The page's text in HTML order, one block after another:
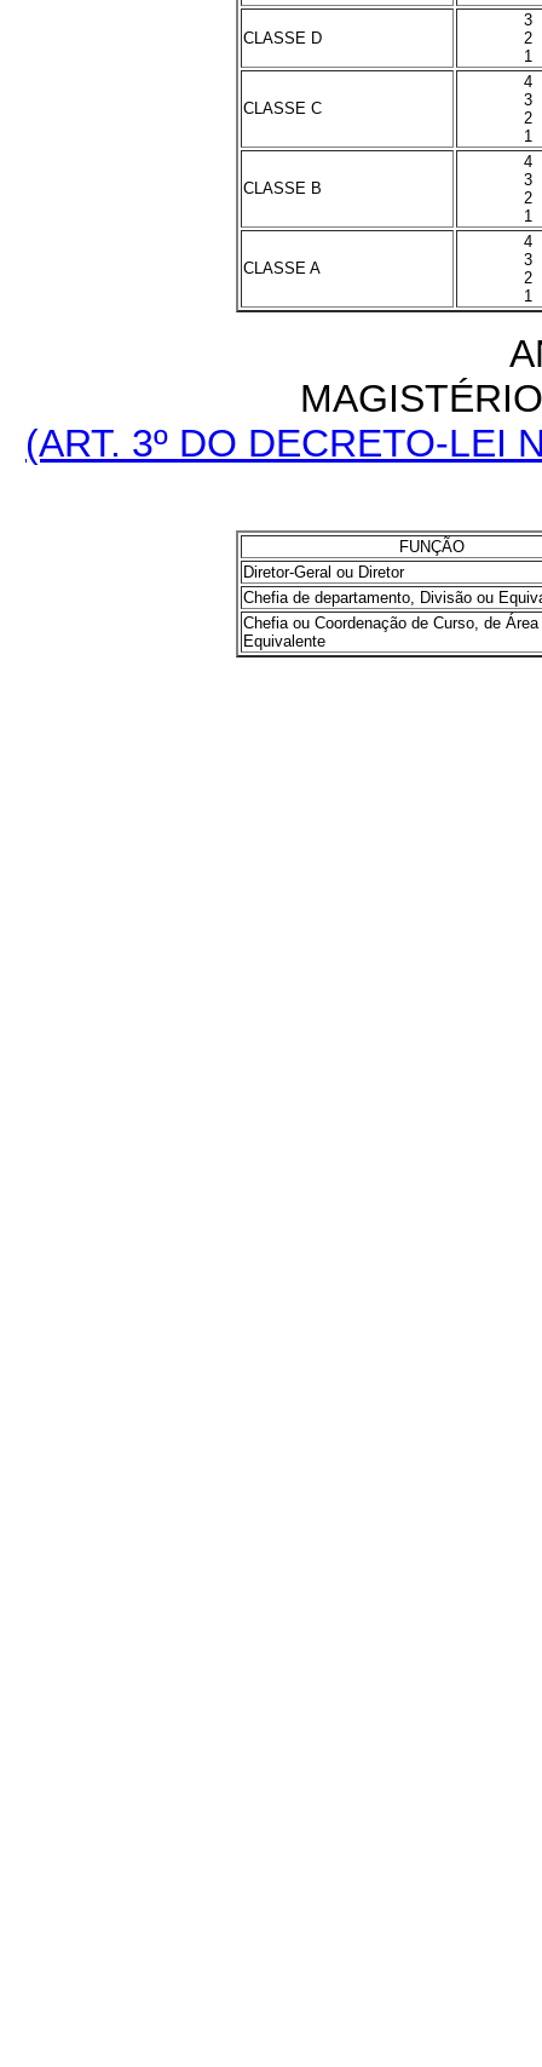
CLASSE D
3
2
1
CLASSE C
4
3
2
1
CLASSE B
4
3
2
1
CLASSE A
4
3
2
1
(ART. 3º DO DECRETO-LEI
FUNÇÃO
Diretor-Geral ou Diretor
Chefia de departamento, Divisão ou
Chefia ou Coordenação de Curso, de Área
Equivalente